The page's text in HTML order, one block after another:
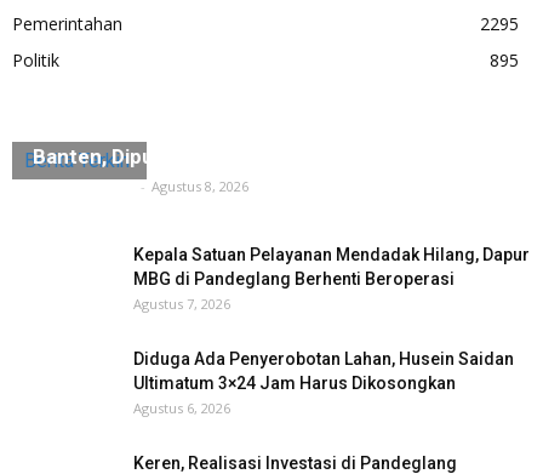
Pemerintahan
2295
Politik
895
Berita Terkini
Banten, Diputar di Museum Multatuli
- Agustus 8, 2026
Kepala Satuan Pelayanan Mendadak Hilang, Dapur
MBG di Pandeglang Berhenti Beroperasi
Agustus 7, 2026
Diduga Ada Penyerobotan Lahan, Husein Saidan
Ultimatum 3×24 Jam Harus Dikosongkan
Agustus 6, 2026
Keren, Realisasi Investasi di Pandeglang